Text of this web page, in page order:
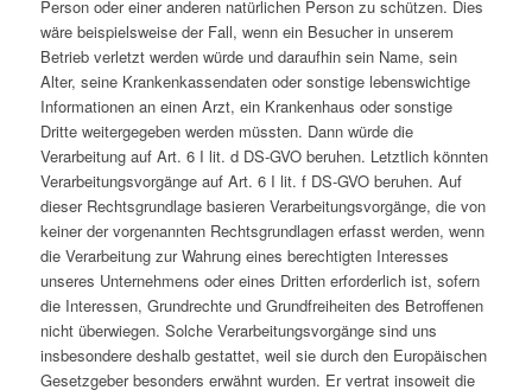
Person oder einer anderen natürlichen Person zu schützen. Dies
wäre beispielsweise der Fall, wenn ein Besucher in unserem
Betrieb verletzt werden würde und daraufhin sein Name, sein
Alter, seine Krankenkassendaten oder sonstige lebenswichtige
Informationen an einen Arzt, ein Krankenhaus oder sonstige
Dritte weitergegeben werden müssten. Dann würde die
Verarbeitung auf Art. 6 I lit. d DS-GVO beruhen. Letztlich könnten
Verarbeitungsvorgänge auf Art. 6 I lit. f DS-GVO beruhen. Auf
dieser Rechtsgrundlage basieren Verarbeitungsvorgänge, die von
keiner der vorgenannten Rechtsgrundlagen erfasst werden, wenn
die Verarbeitung zur Wahrung eines berechtigten Interesses
unseres Unternehmens oder eines Dritten erforderlich ist, sofern
die Interessen, Grundrechte und Grundfreiheiten des Betroffenen
nicht überwiegen. Solche Verarbeitungsvorgänge sind uns
insbesondere deshalb gestattet, weil sie durch den Europäischen
Gesetzgeber besonders erwähnt wurden. Er vertrat insoweit die